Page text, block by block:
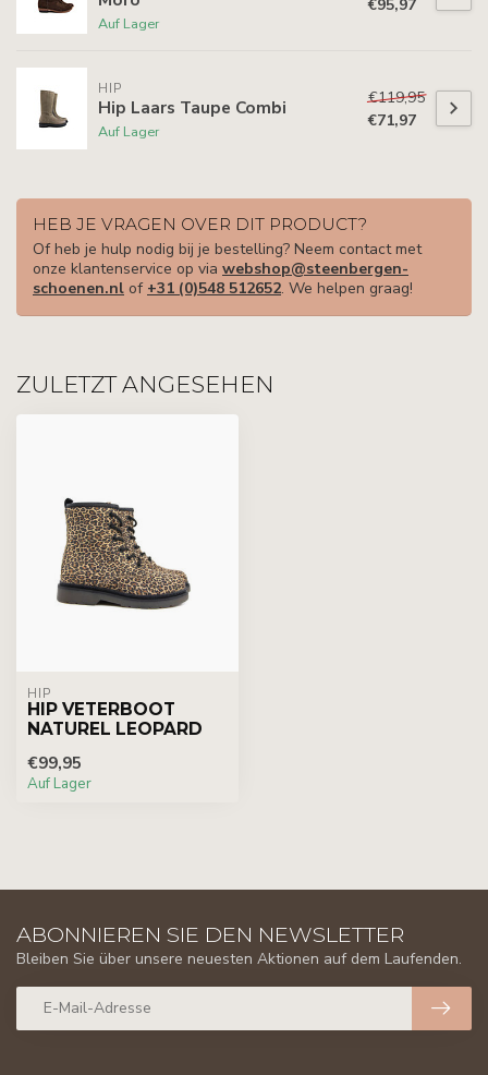
Auf Lager
€95,97
HIP
Hip Laars Taupe Combi
Auf Lager
€119,95
€71,97
HEB JE VRAGEN OVER DIT PRODUCT?
Of heb je hulp nodig bij je bestelling? Neem contact met
onze klantenservice op via webshop@steenbergen-
schoenen.nl of +31 (0)548 512652. We helpen graag!
ZULETZT ANGESEHEN
HIP
HIP VETERBOOT
NATUREL LEOPARD
€99,95
Auf Lager
ABONNIEREN SIE DEN NEWSLETTER
Bleiben Sie über unsere neuesten Aktionen auf dem Laufenden.